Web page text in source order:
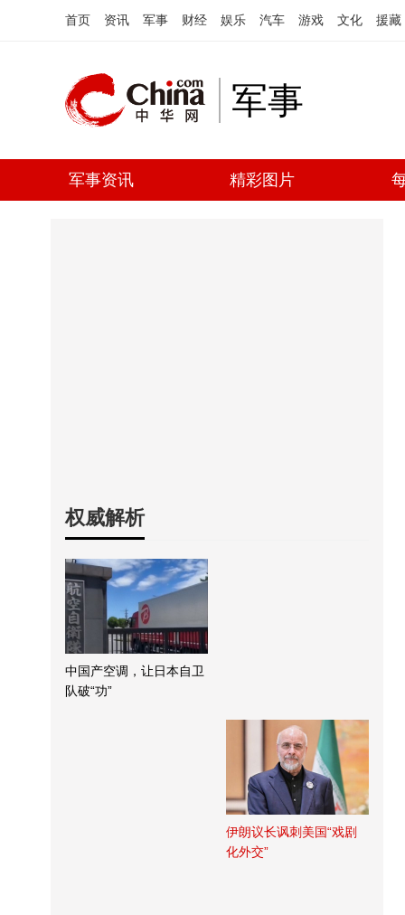
首页 资讯 军事 财经 娱乐 汽车 游戏 文化 援藏
军事
军事资讯 精彩图片
权威解析
中国产空调，让日本自卫
队破“功”
伊朗议长讽刺美国“戏剧
化外交”